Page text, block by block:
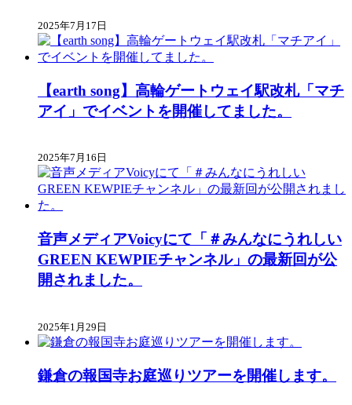
2025年7月17日
【earth song】高輪ゲートウェイ駅改札「マチ
アイ」でイベントを開催してました。
2025年7月16日
音声メディアVoicyにて「＃みんなにうれしい
GREEN KEWPIEチャンネル」の最新回が公
開されました。
2025年1月29日
鎌倉の報国寺お庭巡りツアーを開催します。